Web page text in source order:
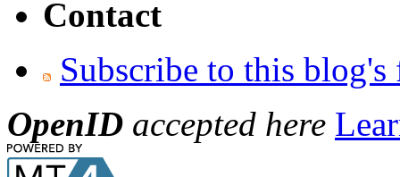
Contact
Subscribe to this blog's
OpenID accepted here